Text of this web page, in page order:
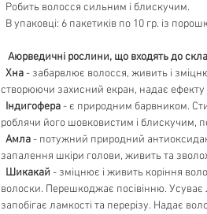
Робить волосся сильним і блискучим.
В упаковці: 6 пакетиків по 10 гр. із
Аюрведичні рослини, що входять до
Хна- забарвлює волосся, живить і
створюючи захисний екран, надає
Індигофера- є природним барвником.
роблячи його шовковистим і блискучим,
Амла- потужний природний
запалення шкіри голови, живить та
Шикакай - зміцнює і живить коріння
волоски. Перешкоджає посівінню. Усуває
запобігає ламкості та перерізу. Надає